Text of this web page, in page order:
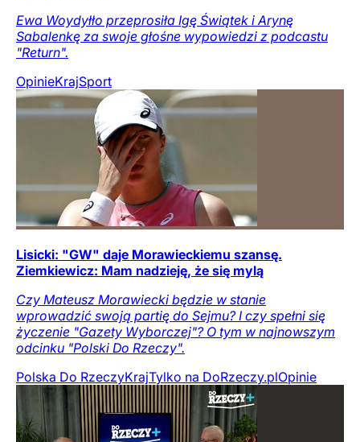
Ewa Woydyłło przeprosiła Igę Świątek i Arynę
Sabalenkę za swoje głośne wypowiedzi z podcastu
"Return".
OpinieKrajSport
Lisicki: "GW" daje Morawieckiemu szansę.
Ziemkiewicz: Mam nadzieję, że się mylą
Czy Mateusz Morawiecki będzie w stanie
wprowadzić swoją partię do Sejmu? I czy spełni się
życzenie "Gazety Wyborczej"? O tym w najnowszym
odcinku "Polski Do Rzeczy".
Polska Do RzeczyKrajTylko na DoRzeczy.plOpinie